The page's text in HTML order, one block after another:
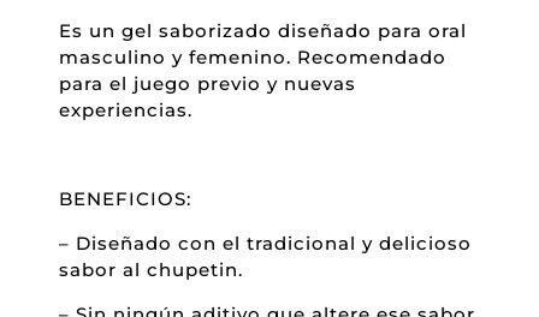
Es un gel saborizado diseñado para oral
masculino y femenino. Recomendado
para el juego previo y nuevas
experiencias.
BENEFICIOS:
– Diseñado con el tradicional y delicioso
sabor al chupetin.